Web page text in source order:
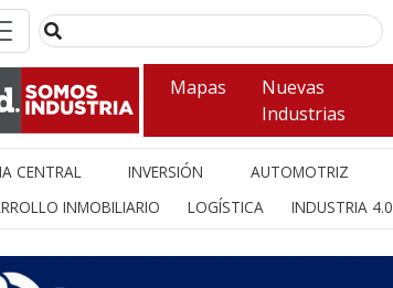
Mapas
Nuevas
Industrias
CENTRAL INVERSIÓN AUTOMOTRIZ
INMOBILIARIO
LOGÍSTICA INDUSTRIA 4.0